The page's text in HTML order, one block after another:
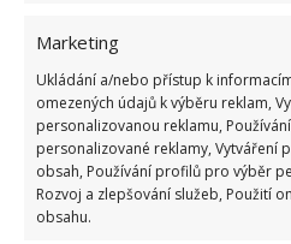
Marketing
Ukládání a/nebo přístup k
omezených údajů k výběru reklam,
personalizovanou reklamu,
personalizované reklamy, Vytváření
obsah, Používání profilů pro výběr
Rozvoj a zlepšování služeb, Použití
obsahu.